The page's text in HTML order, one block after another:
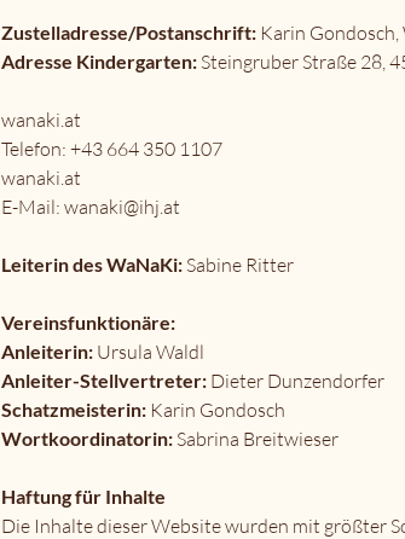
Zustelladresse/Postanschrift: Karin Gondosch,
Adresse Kindergarten: Steingruber Straße 28,
wanaki.at
Telefon: +43 664 350 1107
wanaki.at
E-Mail: wanaki@ihj.at
Leiterin des WaNaKi: Sabine Ritter
Vereinsfunktionäre:
Anleiterin: Ursula Waldl
Anleiter-Stellvertreter: Dieter Dunzendorfer
Schatzmeisterin: Karin Gondosch
Wortkoordinatorin: Sabrina Breitwieser
Haftung für Inhalte
Die Inhalte dieser Website wurden mit größter